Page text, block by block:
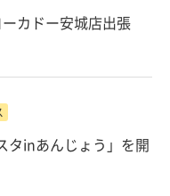
カドー安城店出張
タinあんじょう」を開